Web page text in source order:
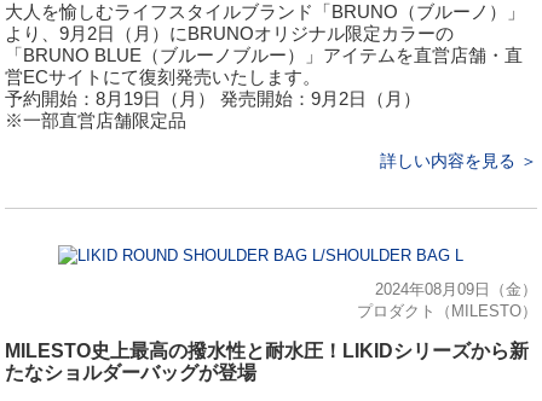
⼤⼈を愉しむライフスタイルブランド「BRUNO（ブルーノ）」
より、9月2日（月）にBRUNOオリジナル限定カラーの
「BRUNO BLUE（ブルーノブルー）」アイテムを直営店舗・直
営ECサイトにて復刻発売いたします。
予約開始：8月19日（月） 発売開始：9月2日（月）
※一部直営店舗限定品
詳しい内容を見る ＞
2024年08月09日（金）
プロダクト（MILESTO）
MILESTO史上最高の撥水性と耐水圧！LIKIDシリーズから新
たなショルダーバッグが登場